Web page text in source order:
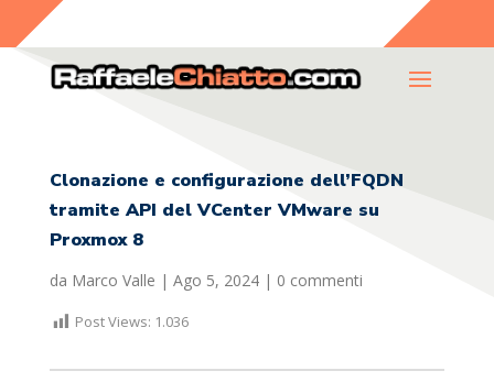
Clonazione e configurazione dell’FQDN
tramite API del VCenter VMware su
Proxmox 8
da Marco Valle | Ago 5, 2024| 0 commenti
Post Views: 1.036